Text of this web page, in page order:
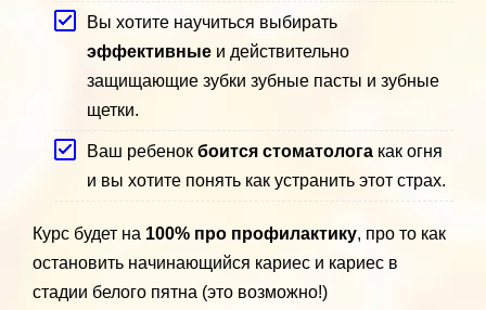
Вы хотите научиться выбирать
эффективныеи действительно
защищающие зубки зубные пасты и зубные
щетки.
Ваш ребенок боится стоматологакак огня
и вы хотите понять как устранить этот страх.
Курс будет на 100% про профилактику, про то как
остановить начинающийся кариес и кариес в
стадии белого пятна (это возможно!)